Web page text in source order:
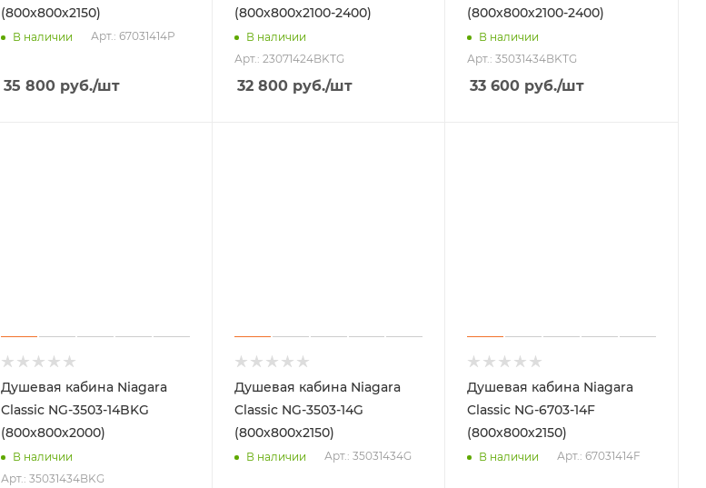
(800х800х2150)
В наличии Арт.: 67031414P
35 800 руб./шт
(800х800х2100-2400)
В наличии
Арт.: 23071424BKTG
32 800руб./шт
(800х800х2100-2400)
В наличии
Арт.: 35031434BKTG
33 600 руб./шт
Душевая кабина Niagara
Classic NG-3503-14BKG
(800х800х2000)
В наличии
Арт.: 35031434BKG
Душевая кабина Niagara
Classic NG-3503-14G
(800х800х2150)
В наличии Арт.: 35031434G
Душевая кабина Niagara
Classic NG-6703-14F
(800х800х2150)
В наличии Арт.: 67031414F